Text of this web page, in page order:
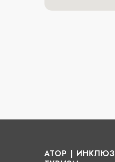
АТОР |